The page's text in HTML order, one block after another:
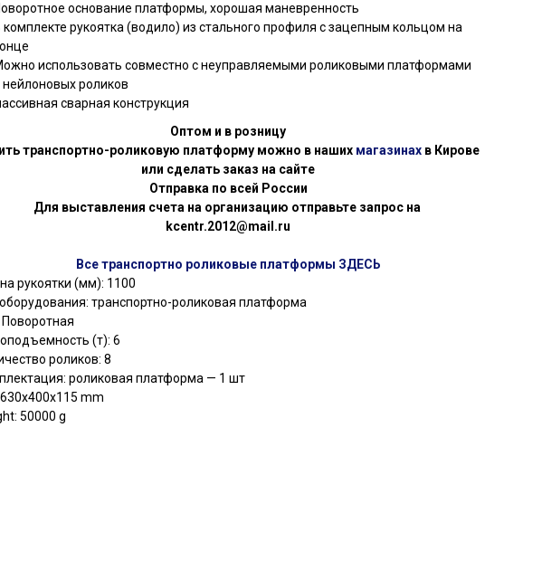
основание платформы, хорошая маневренность
комплекте рукоятка (водило) из стального профиля с зацепным кольцом на
использовать совместно с неуправляемыми роликовыми платформами
нейлоновых роликов
сварная конструкция
Оптом и в розницу
транспортно-роликовую платформу можно в наших магазинах в Кирове
или сделать заказ на сайте
Отправка по всей России
Для выставления счета на организацию отправьте запрос на
kcentr.2012@mail.ru
Все транспортно роликовые платформы ЗДЕСЬ
рукоятки (мм): 1100
транспортно-роликовая платформа
Поворотная
(т): 6
роликов: 8
роликовая платформа — 1 шт
630x400x115 mm
50000 g